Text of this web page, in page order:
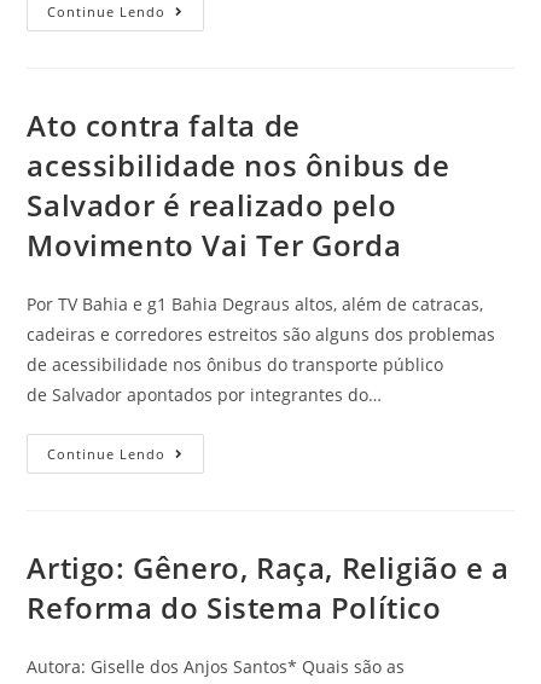
Continue Lendo
Ato contra falta de
acessibilidade nos ônibus de
Salvador é realizado pelo
Movimento Vai Ter Gorda
Por TV Bahia e g1 Bahia Degraus altos, além de catracas,
cadeiras e corredores estreitos são alguns dos problemas
de acessibilidade nos ônibus do transporte público
de Salvador apontados por integrantes do…
Continue Lendo
Artigo: Gênero, Raça, Religião e a
Reforma do Sistema Político
Autora: Giselle dos Anjos Santos* Quais são as